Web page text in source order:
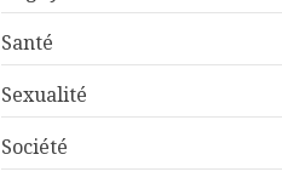
Santé
Sexualité
Société